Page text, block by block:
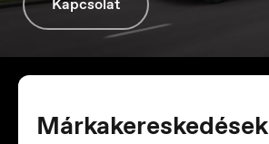
Kapcsolat
Márkakereskedések